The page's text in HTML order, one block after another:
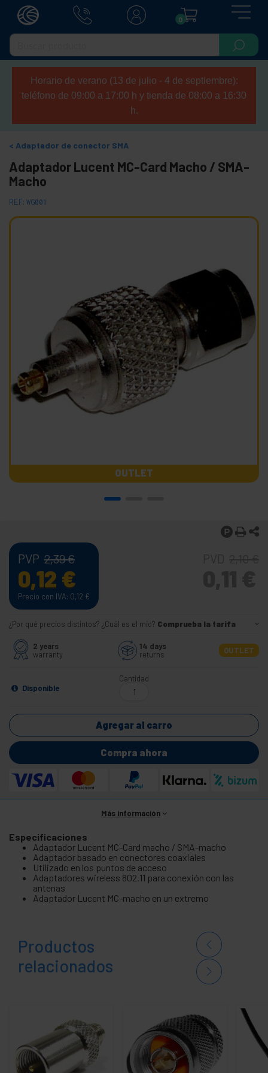
0
Horario de verano (13 de julio - 4 de septiembre):
teléfono de 09:00 a 17:00 h y tienda de 08:00 a 16:30
h.
Adaptador de conector SMA
Adaptador Lucent MC-Card Macho / SMA-
Macho
REF: WG001
OUTLET
PVP 2,39€
0,12 €
Precio con IVA: 0,12 €
¿Por qué precios distintos? ¿Cuál es el mío? Comprueba la tarifa
2 years
warranty
14 days
returns
OUTLET
Disponible
Cantidad
Agregar al carro
Compra ahora
Más información
Especificaciones
Adaptador Lucent MC-Card macho / SMA-macho
Adaptador basado en conectores coaxiales
Utilizado en los puntos de acceso
Adaptadores wireless 802.11 para conexión con las
antenas
Adaptador Lucent MC-macho en un extremo
Productos
relacionados